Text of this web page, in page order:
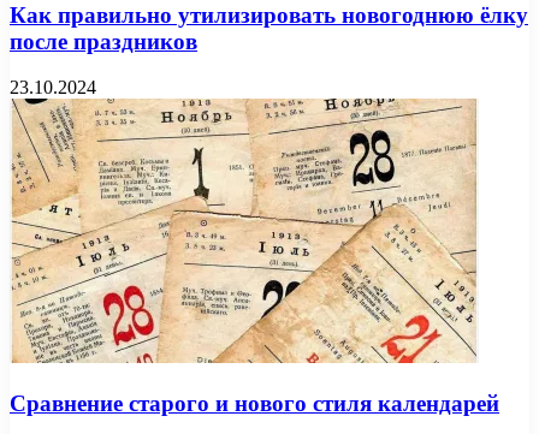
Как правильно утилизировать новогоднюю ёлку
после праздников
23.10.2024
Сравнение старого и нового стиля календарей